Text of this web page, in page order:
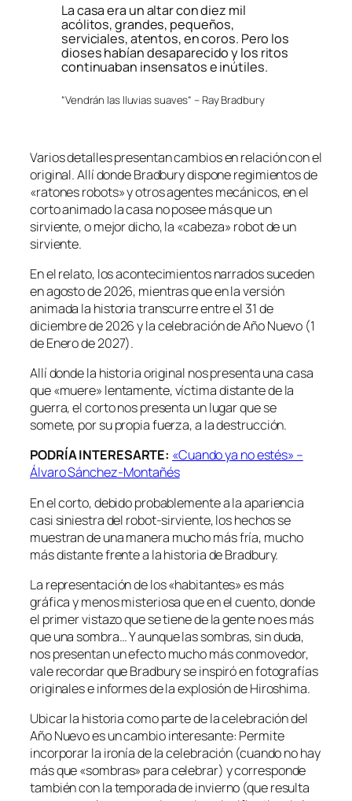
La casa era un altar con diez mil
acólitos, grandes, pequeños,
serviciales, atentos, en coros. Pero los
dioses habían desaparecido y los ritos
continuaban insensatos e inútiles.
“Vendrán las lluvias suaves” – Ray Bradbury
Varios detalles presentan cambios en relación con el
original. Allí donde Bradbury dispone regimientos de
«ratones robots» y otros agentes mecánicos, en el
corto animado la casa no posee más que un
sirviente, o mejor dicho, la «cabeza» robot de un
sirviente.
En el relato, los acontecimientos narrados suceden
en agosto de 2026, mientras que en la versión
animada la historia transcurre entre el 31 de
diciembre de 2026 y la celebración de Año Nuevo (1
de Enero de 2027).
Allí donde la historia original nos presenta una casa
que «muere» lentamente, víctima distante de la
guerra, el corto nos presenta un lugar que se
somete, por su propia fuerza, a la destrucción.
PODRÍA INTERESARTE: «Cuando ya no estés» –
Álvaro Sánchez-Montañés
En el corto, debido probablemente a la apariencia
casi siniestra del robot-sirviente, los hechos se
muestran de una manera mucho más fría, mucho
más distante frente a la historia de Bradbury.
La representación de los «habitantes» es más
gráfica y menos misteriosa que en el cuento, donde
el primer vistazo que se tiene de la gente no es más
que una sombra… Y aunque las sombras, sin duda,
nos presentan un efecto mucho más conmovedor,
vale recordar que Bradbury se inspiró en fotografías
originales e informes de la explosión de Hiroshima.
Ubicar la historia como parte de la celebración del
Año Nuevo es un cambio interesante: Permite
incorporar la ironía de la celebración (cuando no hay
más que «sombras» para celebrar) y corresponde
también con la temporada de invierno (que resulta